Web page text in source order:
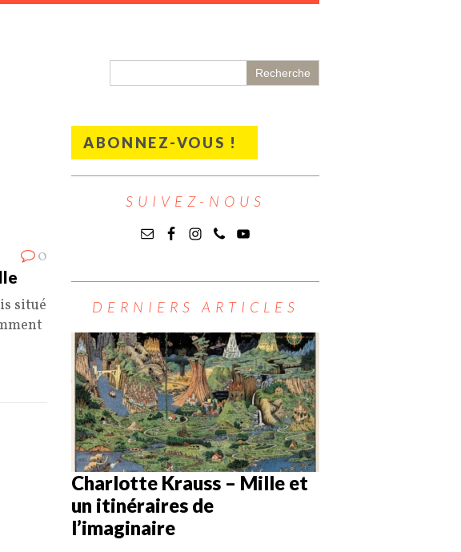
ABONNEZ-VOUS !
0
situé
SUIVEZ-NOUS
DERNIERS ARTICLES
Charlotte Krauss – Mille et
un itinéraires de
l’imaginaire